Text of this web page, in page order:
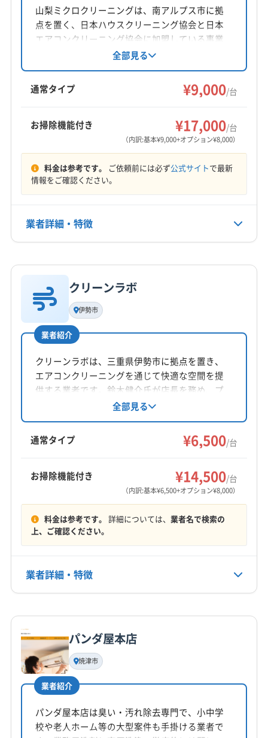
静岡県富士宮市神田川町7-2 坪井アパ-トC-1
対応地域
南巨摩郡早川町
南巨摩郡南部町
南巨摩郡富士川町
(静岡県) 沼津市
(静岡県) 静岡市清水区
(静岡県) 富士宮市
9:00〜17:45
定休日
電話番号
公式HP
公式サイトを見る
山梨ミクロクリーニングは、南アルプス市に拠
点を置く、日本ハウスクリーニング協会と日本
エアコンクリーニング協会に加盟している事業
者です。ハウスクリーニング士とエアコンクリ
ーニング士の資格を持ち、損害保険にも加入。
土日祝日も対応可能で、防カビ・抗菌コーティ
ングも提供しています。
全部見る
通常タイプ ¥9,000/台
お掃除機能付き ¥17,000/台
（内訳:基本¥9,000+オプション¥8,000）
料金は参考です。 ご依頼前には必ず公式サイトで最新
情報をご確認ください。
業者詳細・特徴
基本情報
代表者名
新津雅彦
所在地
山梨県南アルプス市
対応地域
甲州市 甲斐市
中央市
笛吹市 南アルプス市 韮崎市
北杜市
西八代郡市川三郷町
南巨摩郡早川町
9:00〜18:00
定休日
電話番号
公式HP
クリーンラボ
伊勢市
業者紹介
クリーンラボは、三重県伊勢市に拠点を置き、
エアコンクリーニングを通じて快適な空間を提
供する業者です。鈴木健介氏が店長を務め、プ
ロの分解洗浄でエアコン内部のカビやホコリを
徹底除去。防カビ・抗菌コーティングにも対応
し、アレルギーやニオイ対策にも効果的です。
万が一の際には無料で再対応し、損害保険にも
全部見る
通常タイプ ¥6,500/台
お掃除機能付き ¥14,500/台
（内訳:基本¥6,500+オプション¥8,000）
料金は参考です。 詳細については、 業者名で検索の
上、ご確認ください。
業者詳細・特徴
基本情報
代表者名
鈴木健介
所在地
三重県伊勢市
パンダ屋本店
焼津市
業者紹介
パンダ屋本店は臭い・汚れ除去専門で、小中学
校や老人ホーム等の大型案件も手掛ける業者で